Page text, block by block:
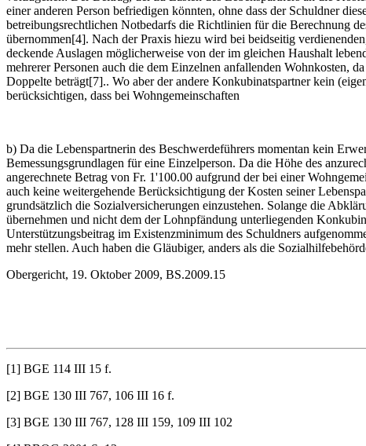
einer anderen Person befriedigen könnten, ohne dass der Schuldner
betreibungsrechtlichen Notbedarfs die Richtlinien für die Berechnung
übernommen[4]. Nach der Praxis hiezu wird bei beidseitig
deckende Auslagen möglicherweise von der im gleichen Haushalt
mehrerer Personen auch die dem Einzelnen anfallenden Wohnkosten,
Doppelte beträgt[7].. Wo aber der andere Konkubinatspartner kein
berücksichtigen, dass bei Wohngemeinschaften
b) Da die Lebenspartnerin des Beschwerdeführers momentan kein
Bemessungsgrundlagen für eine Einzelperson. Da die Höhe des
angerechnete Betrag von Fr. 1'100.00 aufgrund der bei einer
auch keine weitergehende Berücksichtigung der Kosten seiner
grundsätzlich die Sozialversicherungen einzustehen. Solange die
übernehmen und nicht dem der Lohnpfändung unterliegenden
Unterstützungsbeitrag im Existenzminimum des Schuldners
mehr stellen. Auch haben die Gläubiger, anders als die
Obergericht, 19. Oktober 2009, BS.2009.15
[1] BGE 114 III 15 f.
[2] BGE 130 III 767, 106 III 16 f.
[3] BGE 130 III 767, 128 III 159, 109 III 102